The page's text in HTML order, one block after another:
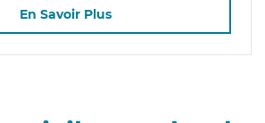
En Savoir Plus